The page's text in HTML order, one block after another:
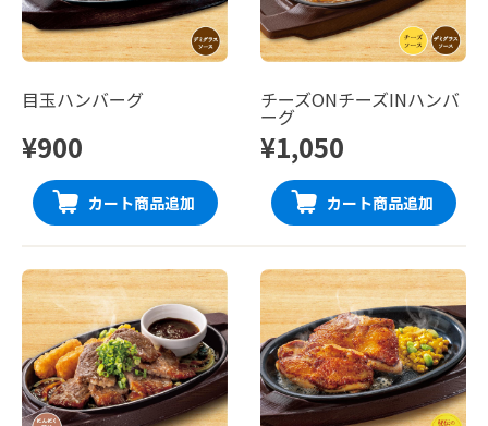
目玉ハンバーグ
¥900
カート商品追加
チーズONチーズINハンバ
ーグ
¥1,050
カート商品追加